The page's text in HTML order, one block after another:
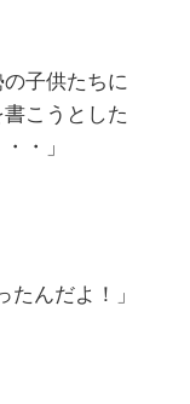
の子供たちに
こうとした
・」
たんだよ！」